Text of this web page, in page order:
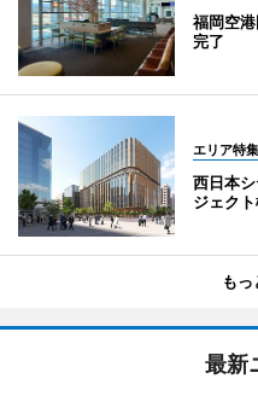
福岡空
完了
エリア特集
西日本
ジェク
もっ
最新